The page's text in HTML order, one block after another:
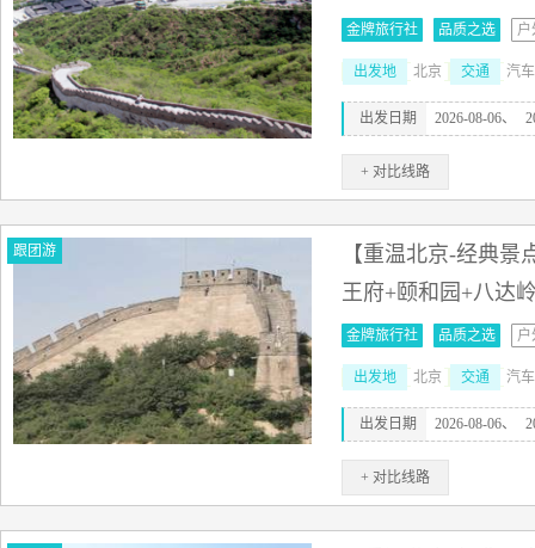
金牌旅行社 品质之选 户
出发地 北京 交通 汽
出发日期 2026-08-06、
+ 对比线路
跟团游
【重温北京-经典
王府+颐和园+八达
金牌旅行社 品质之选 户
出发地 北京 交通 汽
出发日期 2026-08-06、
+ 对比线路